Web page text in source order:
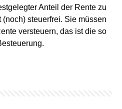
Anteil der Rente zu
steuerfrei. Sie müssen
versteuern, das ist die so